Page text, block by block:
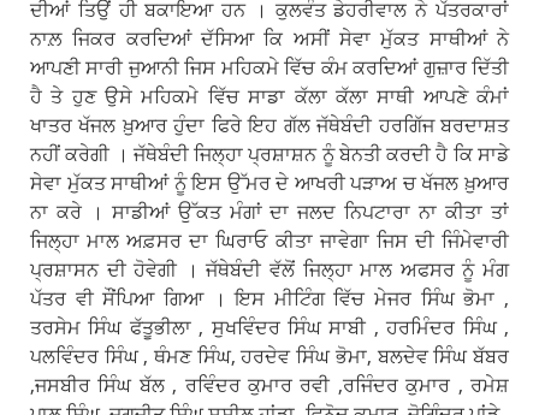
ਦੀਆਂ ਤਿਉਂ ਹੀ ਬਕਾਇਆ ਹਨ । ਕੁਲਵੰਤ ਡੇਹਰੀਵਾਲ ਨੇ ਪੱਤਰਕਾਰਾਂ
ਨਾਲ਼ ਜਿਕਰ ਕਰਦਿਆਂ ਦੱਸਿਆ ਕਿ ਅਸੀਂ ਸੇਵਾ ਮੁੱਕਤ ਸਾਥੀਆਂ ਨੇ
ਆਪਣੀ ਸਾਰੀ ਜੁਆਨੀ ਜਿਸ ਮਹਿਕਮੇ ਵਿੱਚ ਕੰਮ ਕਰਦਿਆਂ ਗੁਜ਼ਾਰ ਦਿੱਤੀ
ਹੈ ਤੇ ਹੁਣ ਉਸੇ ਮਹਿਕਮੇ ਵਿੱਚ ਸਾਡਾ ਕੱਲਾ ਕੱਲਾ ਸਾਥੀ ਆਪਣੇ ਕੰਮਾਂ
ਖਾਤਰ ਖੱਜਲ ਖ਼ੁਆਰ ਹੁੰਦਾ ਫਿਰੇ ਇਹ ਗੱਲ ਜੱਥੇਬੰਦੀ ਹਰਗਿੱਜ ਬਰਦਾਸ਼ਤ
ਨਹੀਂ ਕਰੇਗੀ । ਜੱਥੇਬੰਦੀ ਜਿਲ੍ਹਾ ਪ੍ਰਸ਼ਾਸ਼ਨ ਨੂੰ ਬੇਨਤੀ ਕਰਦੀ ਹੈ ਕਿ ਸਾਡੇ
ਸੇਵਾ ਮੁੱਕਤ ਸਾਥੀਆਂ ਨੂੰ ਇਸ ਉੱਮਰ ਦੇ ਆਖਰੀ ਪੜਾਅ ਚ ਖੱਜਲ ਖ਼ੁਆਰ
ਨਾ ਕਰੇ । ਸਾਡੀਆਂ ਉੱਕਤ ਮੰਗਾਂ ਦਾ ਜਲਦ ਨਿਪਟਾਰਾ ਨਾ ਕੀਤਾ ਤਾਂ
ਜਿਲ੍ਹਾ ਮਾਲ ਅਫ਼ਸਰ ਦਾ ਘਿਰਾਓ ਕੀਤਾ ਜਾਵੇਗਾ ਜਿਸ ਦੀ ਜਿੰਮੇਵਾਰੀ
ਪ੍ਰਸ਼ਾਸਨ ਦੀ ਹੋਵੇਗੀ । ਜੱਥੇਬੰਦੀ ਵੱਲੋਂ ਜਿਲ੍ਹਾ ਮਾਲ ਅਫਸਰ ਨੂੰ ਮੰਗ
ਪੱਤਰ ਵੀ ਸੌਂਪਿਆ ਗਿਆ । ਇਸ ਮੀਟਿੰਗ ਵਿੱਚ ਮੇਜਰ ਸਿੰਘ ਭੋਮਾ ,
ਤਰਸੇਮ ਸਿੰਘ ਫੱਤੂਭੀਲਾ , ਸੁਖਵਿੰਦਰ ਸਿੰਘ ਸਾਬੀ , ਹਰਮਿੰਦਰ ਸਿੰਘ ,
ਪਲਵਿੰਦਰ ਸਿੰਘ , ਥੰਮਣ ਸਿੰਘ, ਹਰਦੇਵ ਸਿੰਘ ਭੋਮਾ, ਬਲਦੇਵ ਸਿੰਘ ਬੱਬਰ
,ਜਸਬੀਰ ਸਿੰਘ ਬੱਲ , ਰਵਿੰਦਰ ਕੁਮਾਰ ਰਵੀ ,ਰਜਿੰਦਰ ਕੁਮਾਰ , ਰਮੇਸ਼